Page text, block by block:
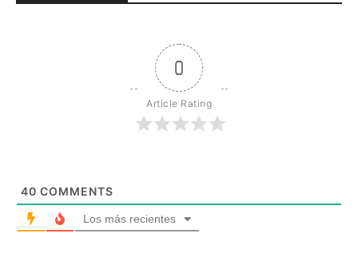
0
Article Rating
40 COMMENTS
Los más recientes